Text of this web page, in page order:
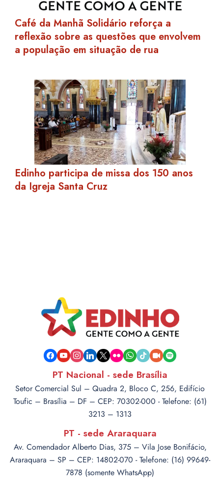
Café da Manhã Solidário reforça a
reflexão sobre as questões que envolvem
a população em situação de rua
Edinho participa de missa dos 150 anos
da Igreja Santa Cruz
facebook
youtubeinstagram
linkedin
x flickrwhatsapp
tiktokvideo-spotify
PT Nacional - sede Brasília
Setor Comercial Sul – Quadra 2, Bloco C, 256, Edifício
Toufic – Brasília – DF – CEP: 70302-000 - Telefone: (61)
3213 – 1313
PT - sede Araraquara
Av. Comendador Alberto Dias, 375 – Vila Jose Bonifácio,
Araraquara – SP – CEP: 14802-070 - Telefone: (16) 99649-
7878 (somente WhatsApp)